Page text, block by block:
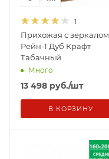
1
Прихожая с зеркалом
Рейн-1 Дуб Крафт
Табачный
Много
13 498 руб./шт
В КОРЗИНУ